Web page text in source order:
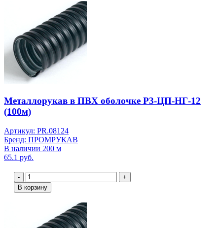
Металлорукав в ПВХ оболочке Р3-ЦП-НГ-12
(100м)
Артикул: PR.08124
Бренд: ПРОМРУКАВ
В наличии 200 м
65.1 руб.
-
+
В корзину